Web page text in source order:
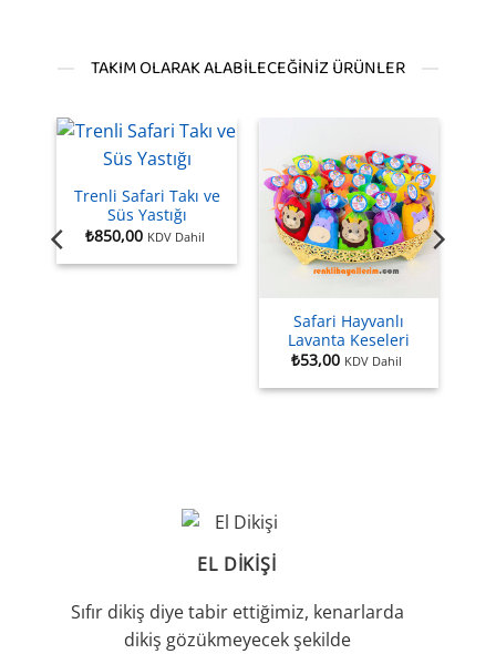
TAKIM OLARAK ALABILECEĞINIZ ÜRÜNLER
Trenli Safari Takı ve
Süs Yastığı
₺850,00 KDV Dahil
Safari Hayvanlı
Lavanta Keseleri
₺53,00 KDV Dahil
EL DIKIŞI
Sıfır dikiş diye tabir ettiğimiz, kenarlarda
dikiş gözükmeyecek şekilde